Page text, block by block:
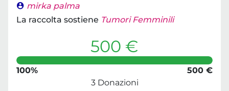
mirka palma
La raccolta sostiene Tumori Femminili
500 €
100%
500 €
3 Donazioni